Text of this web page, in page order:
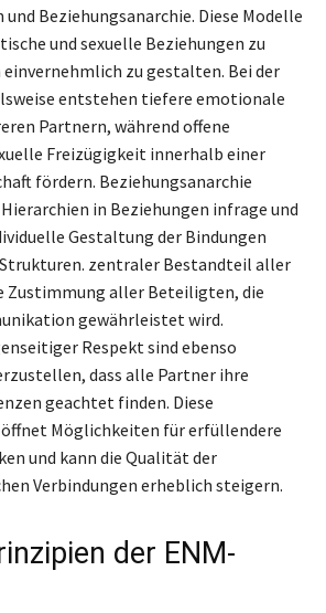
Beziehungsanarchie. Diese Modelle
und sexuelle Beziehungen zu
zu gestalten. Bei der
entstehen tiefere emotionale
Partnern, während offene
Freizügigkeit innerhalb einer
fördern. Beziehungsanarchie
in Beziehungen infrage und
Gestaltung der Bindungen
zentraler Bestandteil aller
Zustimmung aller Beteiligten, die
gewährleistet wird.
Respekt sind ebenso
dass alle Partner ihre
geachtet finden. Diese
öffnet Möglichkeiten für erfüllendere
und kann die Qualität der
Verbindungen erheblich steigern.
der ENM-